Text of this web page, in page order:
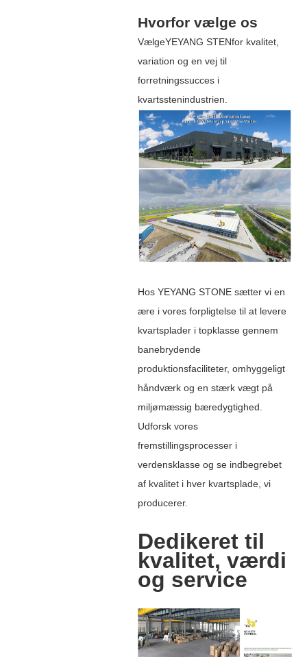
Hvorfor vælge os
VælgeYEYANG STENfor kvalitet,
variation og en vej til
forretningssucces i
kvartsstenindustrien.
Hos YEYANG STONE sætter vi en
ære i vores forpligtelse til at levere
kvartsplader i topklasse gennem
banebrydende
produktionsfaciliteter, omhyggeligt
håndværk og en stærk vægt på
miljømæssig bæredygtighed.
Udforsk vores
fremstillingsprocesser i
verdensklasse og se indbegrebet
af kvalitet i hver kvartsplade, vi
producerer.
Dedikeret til
kvalitet, værdi
og service